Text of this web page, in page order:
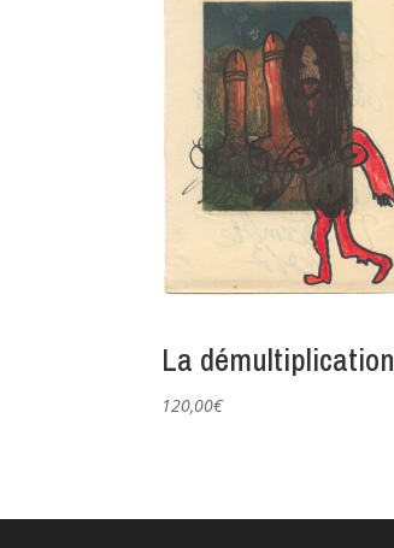
La démultiplication
120,00€